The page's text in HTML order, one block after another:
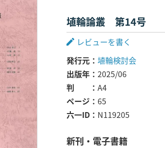
埴輪論叢 第14号
レビューを書く
発行元
埴輪検討会
出版年
2025/06
判
A4
ページ
65
六一ID
N119205
新刊・電子書籍